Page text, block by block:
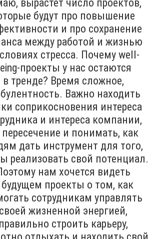
вырастет число проектов,
будут про повышение
и про сохранение
между работой и жизнью
стресса. Почему well-
проекты у нас остаются
в тренде? Время сложное,
Важно находить
соприкосновения интереса
и интереса компании,
пересечение и понимать, как
дать инструмент для того,
реализовать свой потенциал.
нам хочется видеть
будущем проекты о том, как
сотрудникам управлять
своей жизненной энергией,
правильно строить карьеру,